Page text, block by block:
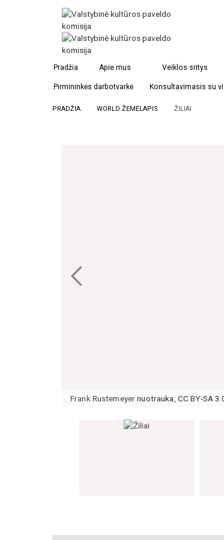
Pradžia Apie mus Veiklos sritys
Pirmininkės darbotvarkė Konsultavimasis su
PRADŽIA WORLD ŽEMĖLAPIS ŽILIAI
Frank Rustemeyernuotrauka CC BY-SA